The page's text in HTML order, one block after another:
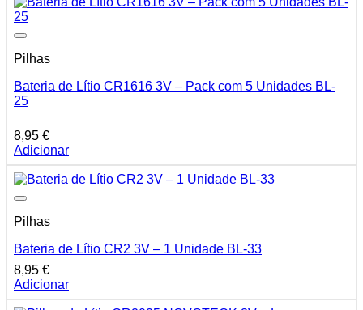
Pilhas
Bateria de Lítio CR1616 3V – Pack com 5 Unidades BL-
25
8,95 €
Adicionar
Pilhas
Bateria de Lítio CR2 3V – 1 Unidade BL-33
8,95 €
Adicionar